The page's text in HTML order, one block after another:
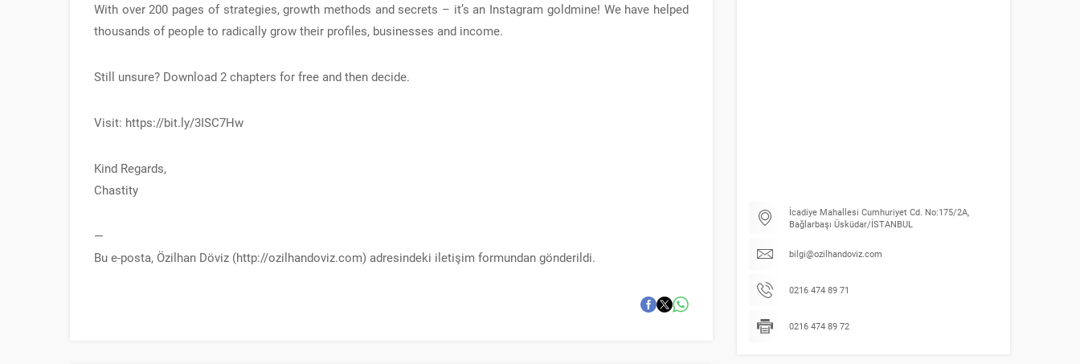
With over 200 pages of strategies, growth methods and secrets – it’s an Instagram goldmine! We have helped
thousands of people to radically grow their profiles, businesses and income.
Still unsure? Download 2 chapters for free and then decide.
Visit: https://bit.ly/3ISC7Hw
Kind Regards,
Chastity
—
Bu e-posta, Özilhan Döviz (http://ozilhandoviz.com) adresindeki iletişim formundan gönderildi.
İcadiye Mahallesi Cumhuriyet Cd. No:175/2A,
Bağlarbaşı Üsküdar/İSTANBUL
bilgi@ozilhandoviz.com
0216 474 89 71
0216 474 89 72